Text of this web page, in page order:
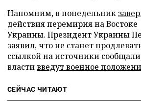
Напомним, в понедельник
действия перемирия на Востоке
Украины. Президент Украины
заявил, чтоне станет
ссылкой на источники
властивведут военное
СЕЙЧАС ЧИТАЮТ